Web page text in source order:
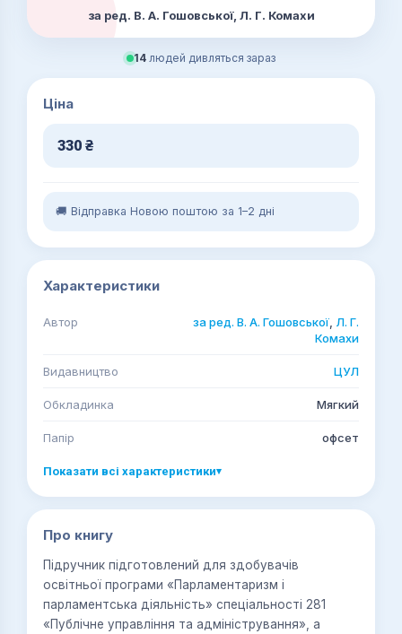
за ред. В. А. Гошовської, Л. Г. Комахи
14 людей дивляться зараз
Ціна
330 ₴
🚚 Відправка Новою поштою за 1–2 дні
Характеристики
Автор за ред. В. А. Гошовської Л. Г.
Комахи
Видавництво ЦУЛ
Обкладинка Мягкий
Папір офсет
Показати всі характеристики▾
Про книгу
Підручник підготовлений для здобувачів
освітньої програми «Парламентаризм і
парламентська діяльність» спеціальності 281
«Публічне управління та адміністрування», а